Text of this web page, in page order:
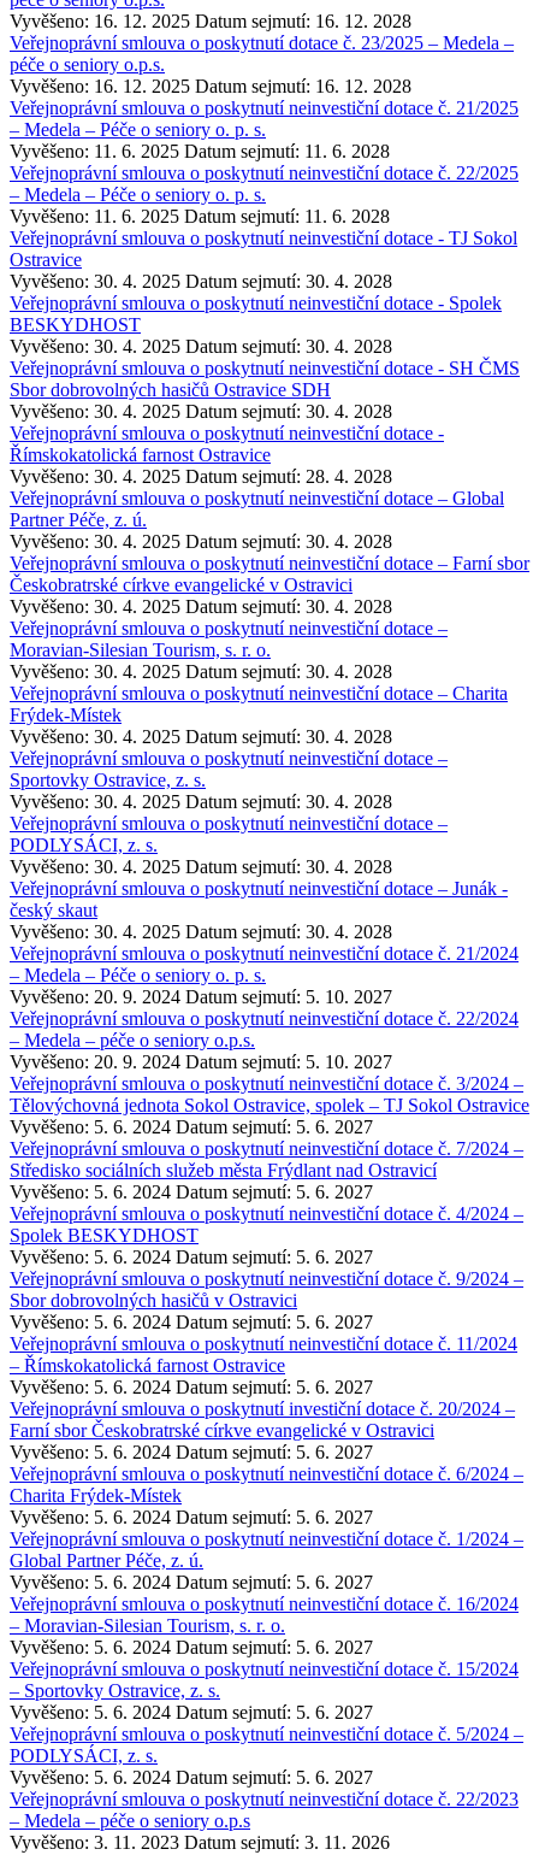
Vyvěšeno: 16. 12. 2025 Datum sejmutí: 16. 12. 2028
Veřejnoprávní smlouva o poskytnutí dotace č. 23/2025 – Medela –
péče o seniory o.p.s.
Vyvěšeno: 16. 12. 2025 Datum sejmutí: 16. 12. 2028
Veřejnoprávní smlouva o poskytnutí neinvestiční dotace č. 21/2025
– Medela – Péče o seniory o. p. s.
Vyvěšeno: 11. 6. 2025 Datum sejmutí: 11. 6. 2028
Veřejnoprávní smlouva o poskytnutí neinvestiční dotace č. 22/2025
– Medela – Péče o seniory o. p. s.
Vyvěšeno: 11. 6. 2025 Datum sejmutí: 11. 6. 2028
Veřejnoprávní smlouva o poskytnutí neinvestiční dotace - TJ Sokol
Ostravice
Vyvěšeno: 30. 4. 2025 Datum sejmutí: 30. 4. 2028
Veřejnoprávní smlouva o poskytnutí neinvestiční dotace - Spolek
BESKYDHOST
Vyvěšeno: 30. 4. 2025 Datum sejmutí: 30. 4. 2028
Veřejnoprávní smlouva o poskytnutí neinvestiční dotace - SH ČMS
Sbor dobrovolných hasičů Ostravice SDH
Vyvěšeno: 30. 4. 2025 Datum sejmutí: 30. 4. 2028
Veřejnoprávní smlouva o poskytnutí neinvestiční dotace -
Římskokatolická farnost Ostravice
Vyvěšeno: 30. 4. 2025 Datum sejmutí: 28. 4. 2028
Veřejnoprávní smlouva o poskytnutí neinvestiční dotace – Global
Partner Péče, z. ú.
Vyvěšeno: 30. 4. 2025 Datum sejmutí: 30. 4. 2028
Veřejnoprávní smlouva o poskytnutí neinvestiční dotace – Farní sbor
Českobratrské církve evangelické v Ostravici
Vyvěšeno: 30. 4. 2025 Datum sejmutí: 30. 4. 2028
Veřejnoprávní smlouva o poskytnutí neinvestiční dotace –
Moravian-Silesian Tourism, s. r. o.
Vyvěšeno: 30. 4. 2025 Datum sejmutí: 30. 4. 2028
Veřejnoprávní smlouva o poskytnutí neinvestiční dotace – Charita
Frýdek-Místek
Vyvěšeno: 30. 4. 2025 Datum sejmutí: 30. 4. 2028
Veřejnoprávní smlouva o poskytnutí neinvestiční dotace –
Sportovky Ostravice, z. s.
Vyvěšeno: 30. 4. 2025 Datum sejmutí: 30. 4. 2028
Veřejnoprávní smlouva o poskytnutí neinvestiční dotace –
PODLYSÁCI, z. s.
Vyvěšeno: 30. 4. 2025 Datum sejmutí: 30. 4. 2028
Veřejnoprávní smlouva o poskytnutí neinvestiční dotace – Junák -
český skaut
Vyvěšeno: 30. 4. 2025 Datum sejmutí: 30. 4. 2028
Veřejnoprávní smlouva o poskytnutí neinvestiční dotace č. 21/2024
– Medela – Péče o seniory o. p. s.
Vyvěšeno: 20. 9. 2024 Datum sejmutí: 5. 10. 2027
Veřejnoprávní smlouva o poskytnutí neinvestiční dotace č. 22/2024
– Medela – péče o seniory o.p.s.
Vyvěšeno: 20. 9. 2024 Datum sejmutí: 5. 10. 2027
Veřejnoprávní smlouva o poskytnutí neinvestiční dotace č. 3/2024 –
Tělovýchovná jednota Sokol Ostravice, spolek – TJ Sokol Ostravice
Vyvěšeno: 5. 6. 2024 Datum sejmutí: 5. 6. 2027
Veřejnoprávní smlouva o poskytnutí neinvestiční dotace č. 7/2024 –
Středisko sociálních služeb města Frýdlant nad Ostravicí
Vyvěšeno: 5. 6. 2024 Datum sejmutí: 5. 6. 2027
Veřejnoprávní smlouva o poskytnutí neinvestiční dotace č. 4/2024 –
Spolek BESKYDHOST
Vyvěšeno: 5. 6. 2024 Datum sejmutí: 5. 6. 2027
Veřejnoprávní smlouva o poskytnutí neinvestiční dotace č. 9/2024 –
Sbor dobrovolných hasičů v Ostravici
Vyvěšeno: 5. 6. 2024 Datum sejmutí: 5. 6. 2027
Veřejnoprávní smlouva o poskytnutí neinvestiční dotace č. 11/2024
– Římskokatolická farnost Ostravice
Vyvěšeno: 5. 6. 2024 Datum sejmutí: 5. 6. 2027
Veřejnoprávní smlouva o poskytnutí investiční dotace č. 20/2024 –
Farní sbor Českobratrské církve evangelické v Ostravici
Vyvěšeno: 5. 6. 2024 Datum sejmutí: 5. 6. 2027
Veřejnoprávní smlouva o poskytnutí neinvestiční dotace č. 6/2024 –
Charita Frýdek-Místek
Vyvěšeno: 5. 6. 2024 Datum sejmutí: 5. 6. 2027
Veřejnoprávní smlouva o poskytnutí neinvestiční dotace č. 1/2024 –
Global Partner Péče, z. ú.
Vyvěšeno: 5. 6. 2024 Datum sejmutí: 5. 6. 2027
Veřejnoprávní smlouva o poskytnutí neinvestiční dotace č. 16/2024
– Moravian-Silesian Tourism, s. r. o.
Vyvěšeno: 5. 6. 2024 Datum sejmutí: 5. 6. 2027
Veřejnoprávní smlouva o poskytnutí neinvestiční dotace č. 15/2024
– Sportovky Ostravice, z. s.
Vyvěšeno: 5. 6. 2024 Datum sejmutí: 5. 6. 2027
Veřejnoprávní smlouva o poskytnutí neinvestiční dotace č. 5/2024 –
PODLYSÁCI, z. s.
Vyvěšeno: 5. 6. 2024 Datum sejmutí: 5. 6. 2027
Veřejnoprávní smlouva o poskytnutí neinvestiční dotace č. 22/2023
– Medela – péče o seniory o.p.s
Vyvěšeno: 3. 11. 2023 Datum sejmutí: 3. 11. 2026